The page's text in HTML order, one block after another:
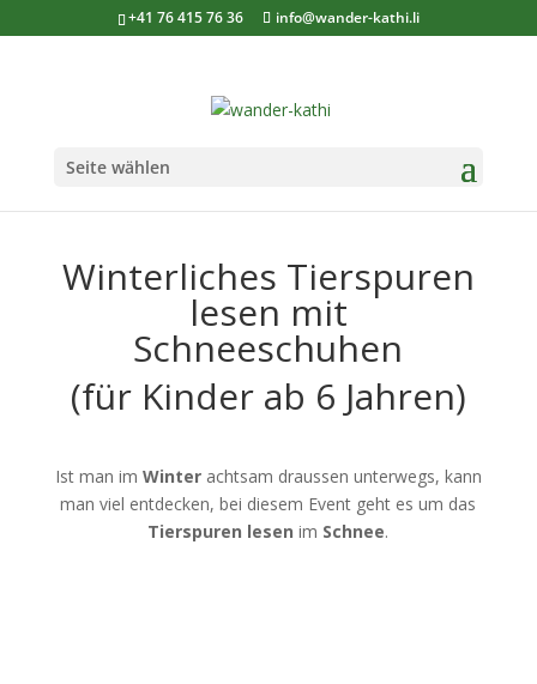
+41 76 415 76 36 info@wander-kathi.li
Seite wählen
Winterliches Tierspuren
lesen mit
Schneeschuhen
(für Kinder ab 6 Jahren)
Ist man im Winterachtsam draussen unterwegs, kann
man viel entdecken, bei diesem Event geht es um das
Tierspuren lesen im Schnee.